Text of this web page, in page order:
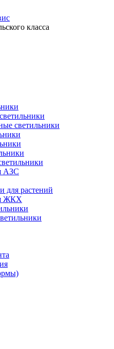
класса
светильники
АЗС
для растений
ЖКХ